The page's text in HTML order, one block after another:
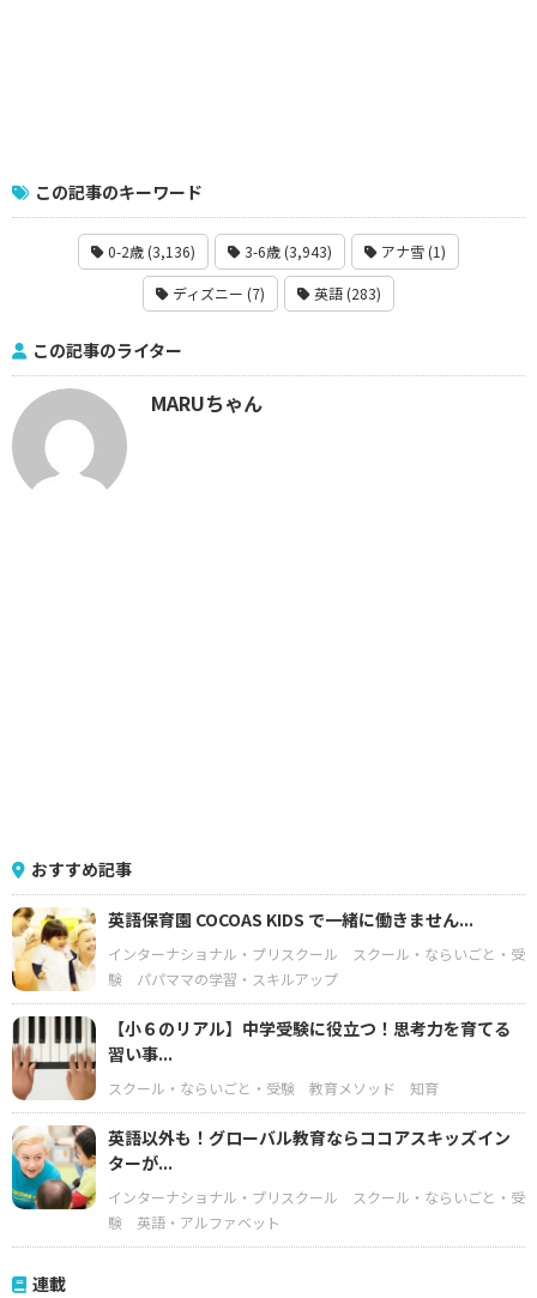
この記事のキーワード
0-2歳 (3,136) 3-6歳 (3,943) アナ雪 (1)
ディズニー (7) 英語 (283)
この記事のライター
MARUちゃん
おすすめ記事
英語保育園 COCOAS KIDS で一緒に働きません...
インターナショナル・プリスクール
スクール・ならいごと・受
験
パパママの学習・スキルアップ
【小６のリアル】中学受験に役立つ！思考力を育てる
習い事...
スクール・ならいごと・受験 教育メソッド 知育
英語以外も！グローバル教育ならココアスキッズイン
ターが...
インターナショナル・プリスクール
スクール・ならいごと・受
験
英語・アルファベット
連載